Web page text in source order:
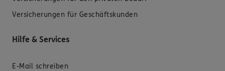
Versicherungen für Geschäftskunden
Hilfe & Services
E-Mail schreiben